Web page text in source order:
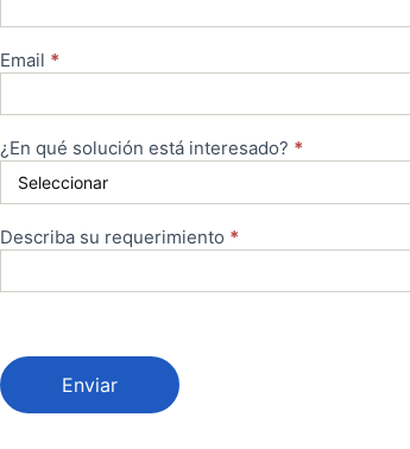
Email *
¿En qué solución está interesado? *
Describa su requerimiento *
Enviar